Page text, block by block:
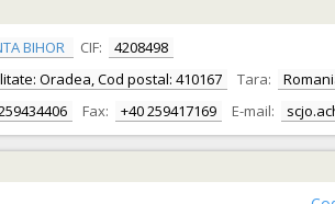
BIHOR CIF:
4208498
Oradea, Cod postal: 410167 Tara:
Fax: +40 259417169 E-mail: